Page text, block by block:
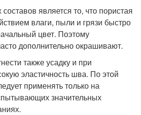
является то, что пористая
влаги, пыли и грязи быстро
цвет. Поэтому
дополнительно окрашивают.
также усадку и при
эластичность шва. По этой
применять только на
значительных